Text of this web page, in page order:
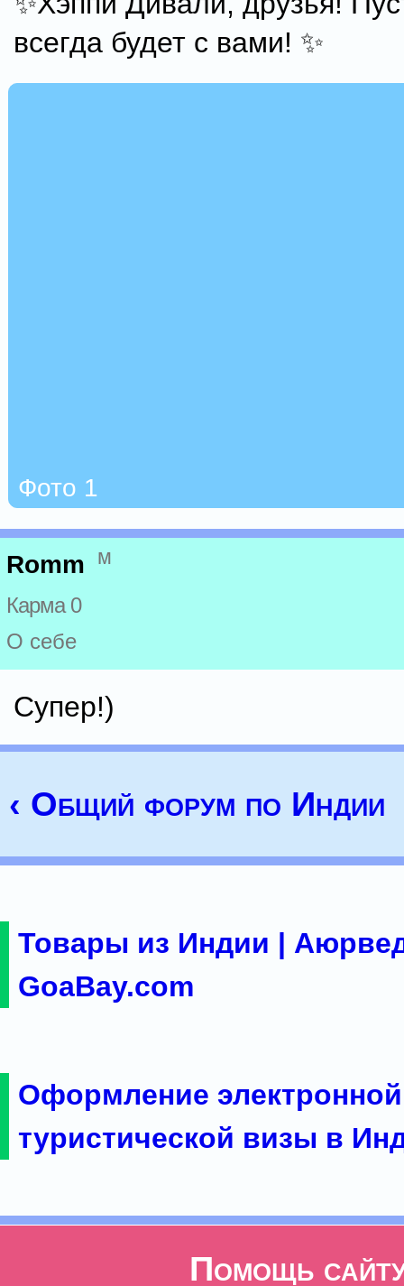
всегда будет с вами! ✨
Фото 1
Romm м
Карма 0
О себе
Супер!)
‹ Общий форум по Индии
Товары из Индии |
GoaBay.com
Оформление электронной
туристической визы в
Помощь